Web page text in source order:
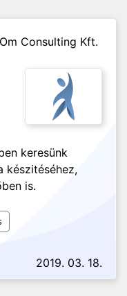
Om Consulting Kft.
keresünk
készitéséhez,
is.
2019. 03. 18.